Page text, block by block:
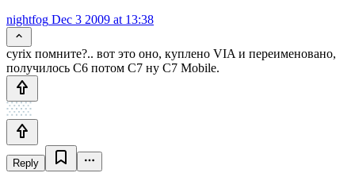
nightfog Dec 3 2009 at 13:38
cyrix помните?.. вот это оно, куплено VIA и переименовано,
получилось C6 потом С7 ну C7 Mobile.
Reply